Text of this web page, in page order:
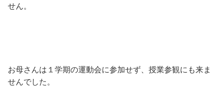
せん。
お母さんは１学期の運動会に参加せず、授業参観にも来ま
せんでした。